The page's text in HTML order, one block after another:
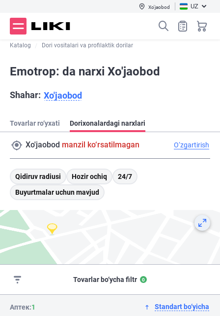
Xo'jaobod UZ
Katalog Dori vositalari va profilaktik dorilar
Emotrop: da narxi Xo'jaobod
Shahar: Xo'jaobod
Tovarlar ro‘yxati Dorixonalardagi narxlari
Xo'jaobod manzil ko‘rsatilmagan O‘zgartirish
Qidiruv radiusi Hozir ochiq
24/7
Buyurtmalar uchun mavjud
Tovarlar bo‘ycha filtr 0
Аптек:1 Standart bo‘yicha